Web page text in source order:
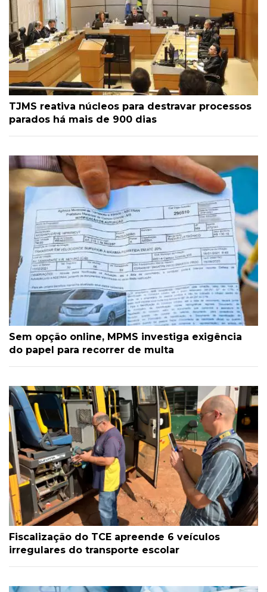
TJMS reativa núcleos para destravar processos
parados há mais de 900 dias
Sem opção online, MPMS investiga exigência
do papel para recorrer de multa
Fiscalização do TCE apreende 6 veículos
irregulares do transporte escolar